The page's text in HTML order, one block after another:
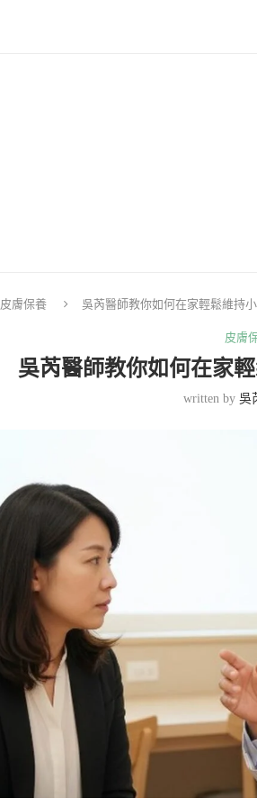
皮膚保養 吳芮醫師教你如何在家輕鬆維持
皮膚
吳芮醫師教你如何在家
written by吳